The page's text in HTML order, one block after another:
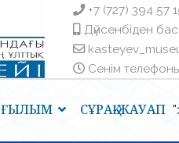
+7 (727) 394 57
Дүйсенбіден
Сенім телефоны
ҒЫЛЫМ СҰРАҚ-ЖАУАП